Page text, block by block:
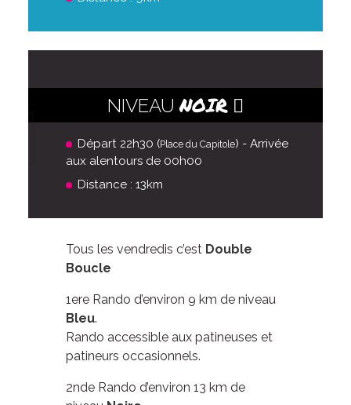
NIVEAUNOIR
Départ 22h30 (Place du Capitole) - Arrivée
aux alentours de 00h00
Distance : 13km
Tous les vendredis c’est Double
Boucle
1ere Rando d’environ 9 km de niveau
Bleu.
Rando accessible aux patineuses et
patineurs occasionnels.
2nde Rando d’environ 13 km de